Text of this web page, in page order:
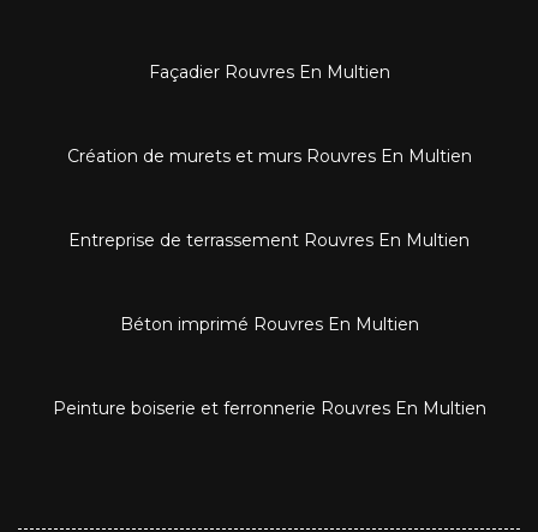
Façadier Rouvres En Multien
Création de murets et murs Rouvres En Multien
Entreprise de terrassement Rouvres En Multien
Béton imprimé Rouvres En Multien
Peinture boiserie et ferronnerie Rouvres En Multien